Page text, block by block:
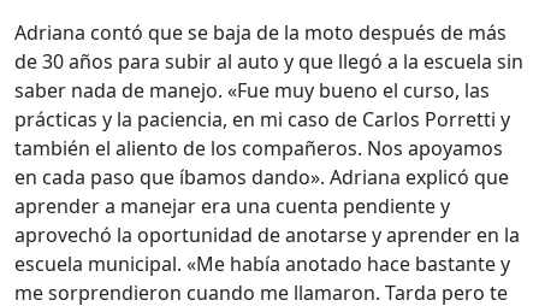
Adriana contó que se baja de la moto después de más
de 30 años para subir al auto y que llegó a la escuela sin
saber nada de manejo. «Fue muy bueno el curso, las
prácticas y la paciencia, en mi caso de Carlos Porretti y
también el aliento de los compañeros. Nos apoyamos
en cada paso que íbamos dando». Adriana explicó que
aprender a manejar era una cuenta pendiente y
aprovechó la oportunidad de anotarse y aprender en la
escuela municipal. «Me había anotado hace bastante y
me sorprendieron cuando me llamaron. Tarda pero te